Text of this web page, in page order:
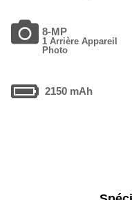
8-MP
1 Arrière Appareil
Photo
2150 mAh